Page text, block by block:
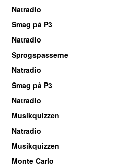
Natradio
Smag på P3
Natradio
Sprogspasserne
Natradio
Smag på P3
Natradio
Musikquizzen
Natradio
Musikquizzen
Monte Carlo